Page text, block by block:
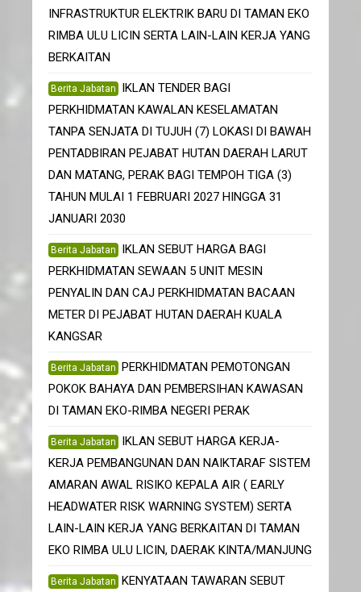
INFRASTRUKTUR ELEKTRIK BARU DI TAMAN EKO
RIMBA ULU LICIN SERTA LAIN-LAIN KERJA YANG
BERKAITAN
Berita Jabatan
IKLAN TENDER BAGI
PERKHIDMATAN KAWALAN KESELAMATAN
TANPA SENJATA DI TUJUH (7) LOKASI DI BAWAH
PENTADBIRAN PEJABAT HUTAN DAERAH LARUT
DAN MATANG, PERAK BAGI TEMPOH TIGA (3)
TAHUN MULAI 1 FEBRUARI 2027 HINGGA 31
JANUARI 2030
Berita Jabatan
IKLAN SEBUT HARGA BAGI
PERKHIDMATAN SEWAAN 5 UNIT MESIN
PENYALIN DAN CAJ PERKHIDMATAN BACAAN
METER DI PEJABAT HUTAN DAERAH KUALA
KANGSAR
Berita Jabatan PERKHIDMATAN PEMOTONGAN
POKOK BAHAYA DAN PEMBERSIHAN KAWASAN
DI TAMAN EKO-RIMBA NEGERI PERAK
Berita Jabatan
IKLAN SEBUT HARGA KERJA-
KERJA PEMBANGUNAN DAN NAIKTARAF SISTEM
AMARAN AWAL RISIKO KEPALA AIR ( EARLY
HEADWATER RISK WARNING SYSTEM) SERTA
LAIN-LAIN KERJA YANG BERKAITAN DI TAMAN
EKO RIMBA ULU LICIN, DAERAK KINTA/MANJUNG
Berita Jabatan KENYATAAN TAWARAN SEBUT